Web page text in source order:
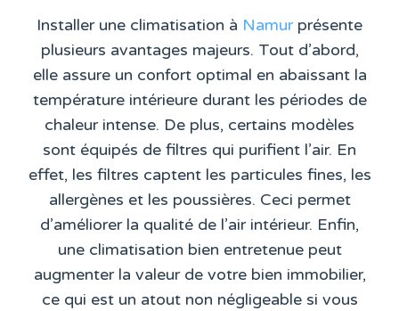
Installer une climatisation à Namurprésente
plusieurs avantages majeurs. Tout d’abord,
elle assure un confort optimal en abaissant la
température intérieure durant les périodes de
chaleur intense. De plus, certains modèles
sont équipés de filtres qui purifient l’air. En
effet, les filtres captent les particules fines, les
allergènes et les poussières. Ceci permet
d’améliorer la qualité de l’air intérieur. Enfin,
une climatisation bien entretenue peut
augmenter la valeur de votre bien immobilier,
ce qui est un atout non négligeable si vous